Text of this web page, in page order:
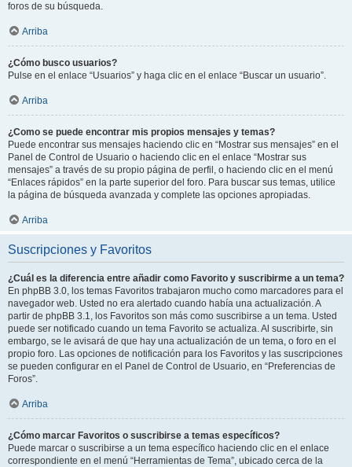
foros de su búsqueda.
Arriba
¿Cómo busco usuarios?
Pulse en el enlace “Usuarios” y haga clic en el enlace “Buscar un usuario”.
Arriba
¿Como se puede encontrar mis propios mensajes y temas?
Puede encontrar sus mensajes haciendo clic en “Mostrar sus mensajes” en el
Panel de Control de Usuario o haciendo clic en el enlace “Mostrar sus
mensajes” a través de su propio página de perfil, o haciendo clic en el menú
“Enlaces rápidos” en la parte superior del foro. Para buscar sus temas, utilice
la página de búsqueda avanzada y complete las opciones apropiadas.
Arriba
Suscripciones y Favoritos
¿Cuál es la diferencia entre añadir como Favorito y suscribirme a un tema?
En phpBB 3.0, los temas Favoritos trabajaron mucho como marcadores para el
navegador web. Usted no era alertado cuando había una actualización. A
partir de phpBB 3.1, los Favoritos son más como suscribirse a un tema. Usted
puede ser notificado cuando un tema Favorito se actualiza. Al suscribirte, sin
embargo, se le avisará de que hay una actualización de un tema, o foro en el
propio foro. Las opciones de notificación para los Favoritos y las suscripciones
se pueden configurar en el Panel de Control de Usuario, en “Preferencias de
Foros”.
Arriba
¿Cómo marcar Favoritos o suscribirse a temas específicos?
Puede marcar o suscribirse a un tema específico haciendo clic en el enlace
correspondiente en el menú “Herramientas de Tema”, ubicado cerca de la